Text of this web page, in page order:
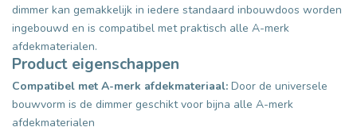
dimmer kan gemakkelijk in iedere standaard inbouwdoos worden
ingebouwd en is compatibel met praktisch alle A-merk
afdekmaterialen.
Product eigenschappen
Compatibel met A-merk afdekmateriaal: Door de universele
bouwvorm is de dimmer geschikt voor bijna alle A-merk
afdekmaterialen